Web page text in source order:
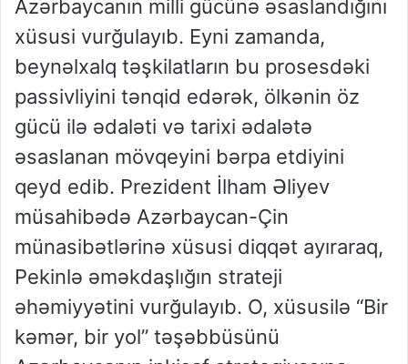
Azərbaycanın milli gücünə əsaslandığını
xüsusi vurğulayıb. Eyni zamanda,
beynəlxalq təşkilatların bu prosesdəki
passivliyini tənqid edərək, ölkənin öz
gücü ilə ədaləti və tarixi ədalətə
əsaslanan mövqeyini bərpa etdiyini
qeyd edib. Prezident İlham Əliyev
müsahibədə Azərbaycan-Çin
münasibətlərinə xüsusi diqqət ayıraraq,
Pekinlə əməkdaşlığın strateji
əhəmiyyətini vurğulayıb. O, xüsusilə “Bir
kəmər, bir yol” təşəbbüsünü